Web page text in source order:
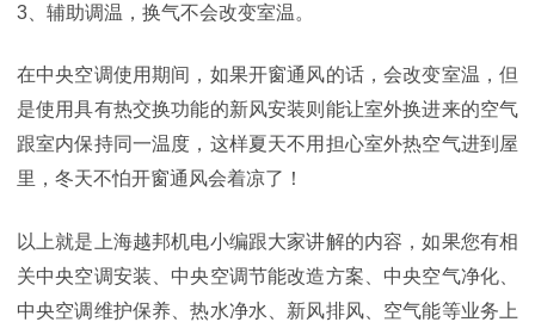
3、辅助调温，换气不会改变室温。
在中央空调使用期间，如果开窗通风的话，会改变室温，但
是使用具有热交换功能的新风安装则能让室外换进来的空气
跟室内保持同一温度，这样夏天不用担心室外热空气进到屋
里，冬天不怕开窗通风会着凉了！
以上就是上海越邦机电小编跟大家讲解的内容，如果您有相
关中央空调安装、中央空调节能改造方案、中央空气净化、
中央空调维护保养、热水净水、新风排风、空气能等业务上